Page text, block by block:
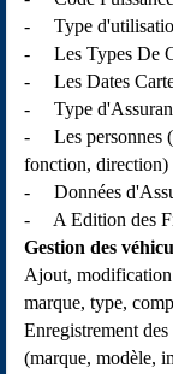
- Type
- Les Types De
- Les Dates
- Type
- Les personnes
fonction, direction)
- Données
- A Edition des
Gestion des
Ajout, modification
marque, type,
Enregistrement
(marque, modèle,